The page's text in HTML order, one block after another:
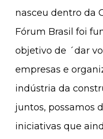
nasceu dentro da
Fórum Brasil foi
objetivo de ´dar
empresas e
indústria da
juntos, possamos
iniciativas que